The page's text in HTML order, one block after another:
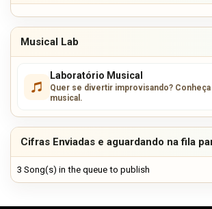
Musical Lab
Laboratório Musical
Quer se divertir improvisando?
musical.
Cifras Enviadas e aguardando na fila
3 Song(s) in the queue to publish